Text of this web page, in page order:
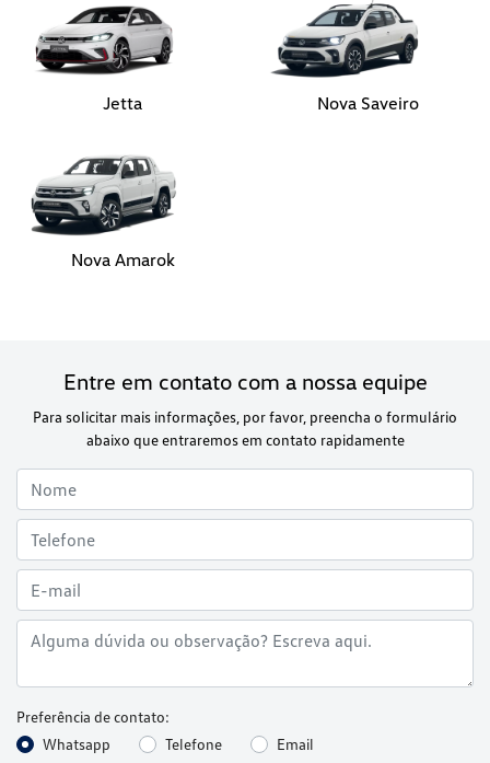
Nova Amarok
Entre em contato com a nossa equipe
Para solicitar mais informações, por favor, preencha o formulário
abaixo que entraremos em contato rapidamente
Preferência de contato:
Whatsapp
Li e aceito aPolítica de Privacidadee concordo em receber
comunicações da concessionária.
Entrar em contato